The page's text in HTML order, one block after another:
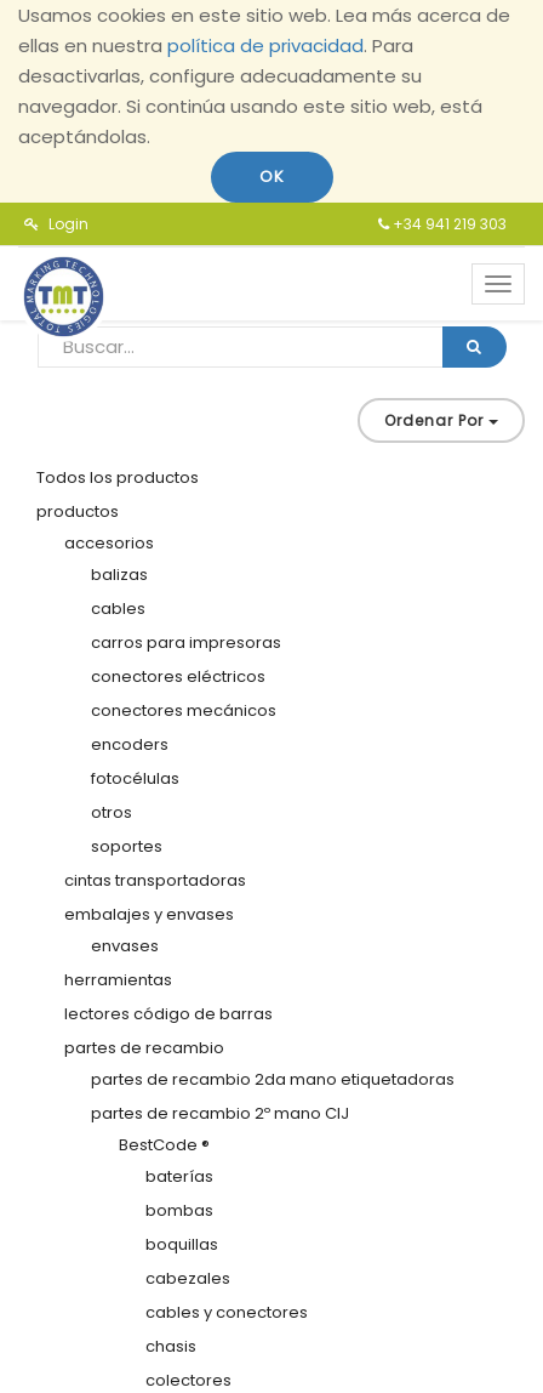
Usamos cookies en este sitio web. Lea más acerca de
ellas en nuestra política de privacidad. Para
desactivarlas, configure adecuadamente su
navegador. Si continúa usando este sitio web, está
aceptándolas.
OK
+34 941 219 303
Login
Ordenar Por
Todos los productos
productos
accesorios
balizas
cables
carros para impresoras
conectores eléctricos
conectores mecánicos
encoders
fotocélulas
otros
soportes
cintas transportadoras
embalajes y envases
envases
herramientas
lectores código de barras
partes de recambio
partes de recambio 2da mano etiquetadoras
partes de recambio 2º mano CIJ
BestCode ®
baterías
bombas
boquillas
cabezales
cables y conectores
chasis
colectores